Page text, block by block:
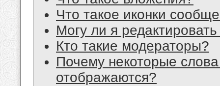
Что такое иконки
Могу ли я
Кто такие модераторы?
Почему некоторые
отображаются?